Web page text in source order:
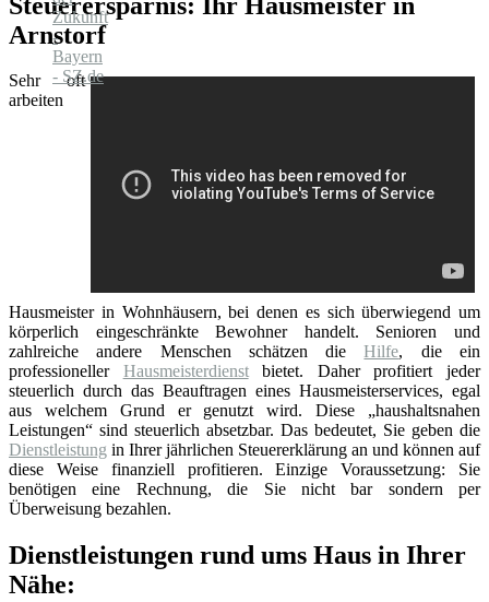
Arnstorf
Sehr oft
arbeiten
Hausmeister in Wohnhäusern, bei denen es sich überwiegend um
körperlich eingeschränkte Bewohner handelt. Senioren und
zahlreiche andere Menschen schätzen dieHilfe, die ein
professioneller Hausmeisterdienstbietet. Daher profitiert jeder
steuerlich durch das Beauftragen eines Hausmeisterservices, egal
aus welchem Grund er genutzt wird. Diese „haushaltsnahen
Leistungen“ sind steuerlich absetzbar. Das bedeutet, Sie geben die
Dienstleistung in Ihrer jährlichen Steuererklärung an und können auf
diese Weise finanziell profitieren. Einzige Voraussetzung: Sie
benötigen eine Rechnung, die Sie nicht bar sondern per
Überweisung bezahlen.
Dienstleistungen rund ums Haus in Ihrer
Nähe: